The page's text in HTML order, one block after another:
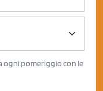
ogni pomeriggio con le